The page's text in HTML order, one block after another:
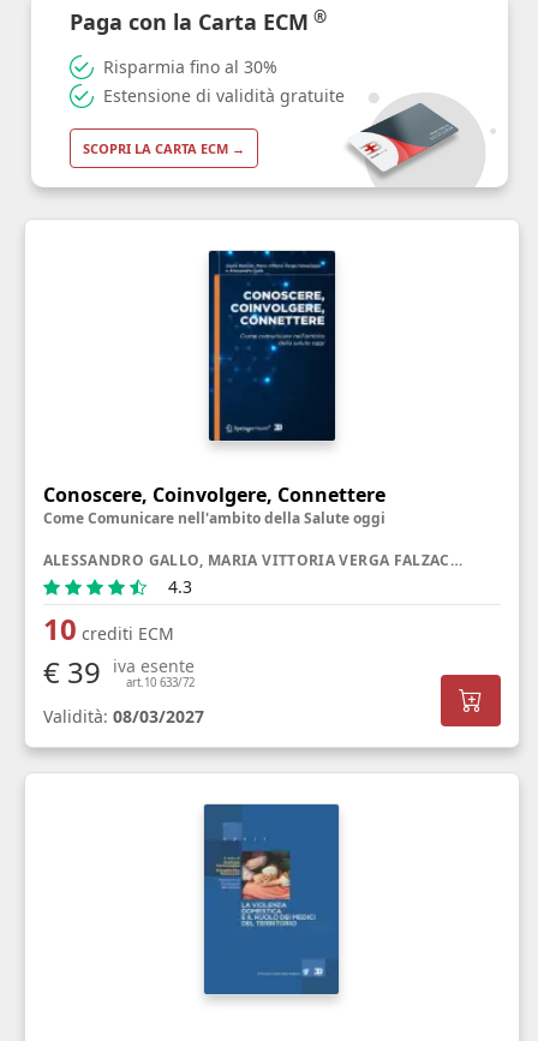
Conoscere, Coinvolgere, Connettere
Come Comunicare nell'ambito della Salute oggi
ALESSANDRO GALLO, MARIA VITTORIA VERGA FALZACAPPA, GIULIA RANCATI
4.3
10 crediti ECM
€ 39 iva esente
art.10 633/72
Validità: 08/03/2027
Paga con la Carta ECM ®
Risparmia fino al 30%
Estensione di validità gratuite
SCOPRI LA CARTA ECM →